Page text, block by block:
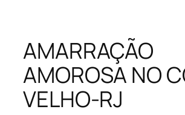
AMARRAÇÃO
AMOROSA NO
VELHO-RJ